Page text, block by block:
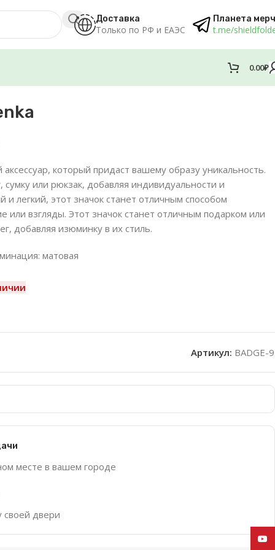
Доставка
Только по РФ и ЕАЭС
Планета
t.me/
0.00₽
аксессуар, который придаст вашему образу уникальность.
или рюкзак, добавляя индивидуальности и
и легкий, этот значок станет отличным способом
или взгляды. Этот значок станет отличным подарком или
добавляя изюминку в их стиль.
матовая
Артикул: BADGE-9
месте в вашем городе
своей двери